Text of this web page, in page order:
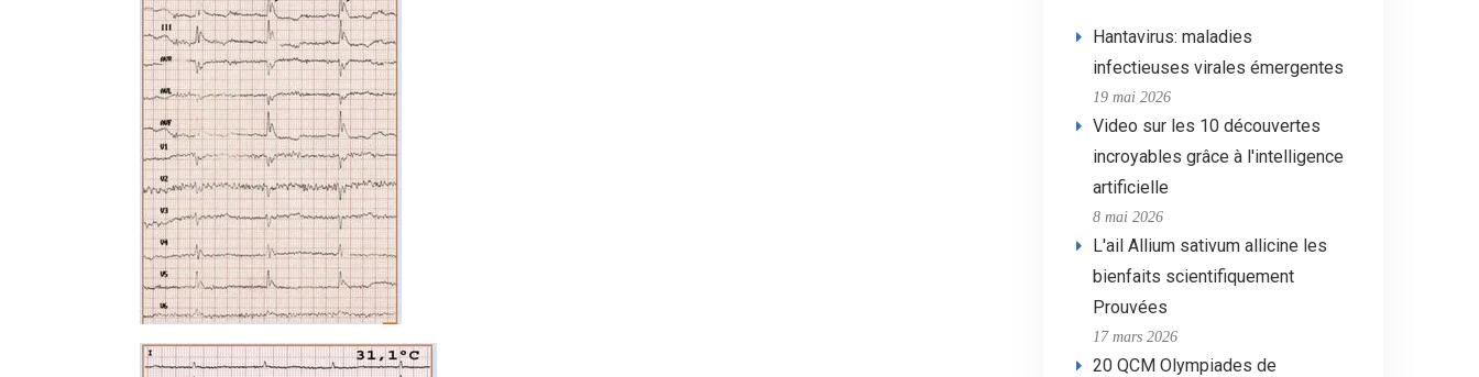
Hantavirus: maladies
infectieuses virales émergentes
19 mai 2026
Video sur les 10 découvertes
incroyables grâce à l'intelligence
artificielle
8 mai 2026
L'ail Allium sativum allicine les
bienfaits scientifiquement
Prouvées
17 mars 2026
20 QCM Olympiades de